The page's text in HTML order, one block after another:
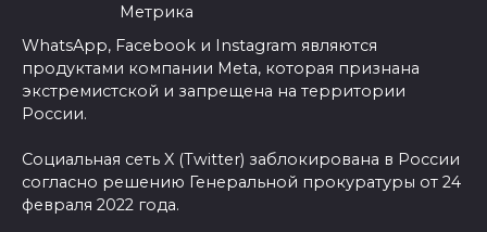
WhatsApp, Facebook и Instagram являются
продуктами компании Meta, которая признана
экстремистской и запрещена на территории
России.
Социальная сеть X (Twitter) заблокирована в России
согласно решению Генеральной прокуратуры от 24
февраля 2022 года.